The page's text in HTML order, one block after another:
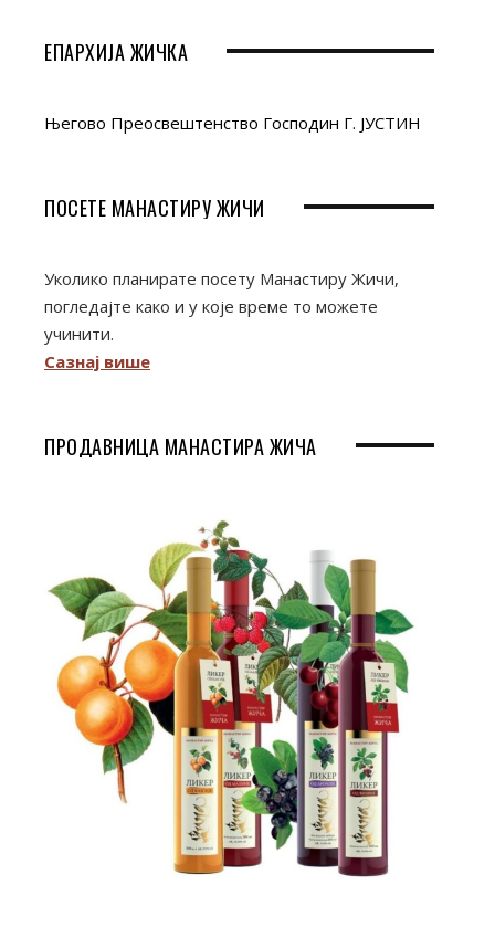
ЕПАРХИЈА ЖИЧКА
Његово Преосвештенство Господин Г. ЈУСТИН
ПОСЕТЕ МАНАСТИРУ ЖИЧИ
Уколико планирате посету Манастиру Жичи,
погледајте како и у које време то можете
учинити.
Сазнај више
ПРОДАВНИЦА МАНАСТИРА ЖИЧА